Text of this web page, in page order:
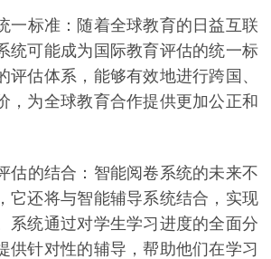
标准：随着全球教育的日益互联
统可能成为国际教育评估的统一标
评估体系，能够有效地进行跨国、
，为全球教育合作提供更加公正和
的结合：智能阅卷系统的未来不
它还将与智能辅导系统结合，实现
系统通过对学生学习进度的全面分
供针对性的辅导，帮助他们在学习